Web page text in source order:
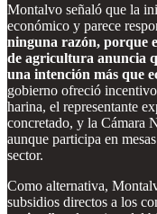
Montalvo señaló que la
económico y parece
ninguna razón, porque
de agricultura anuncia
una intención más que
gobierno ofreció
harina, el representante
concretado, y la Cámara
aunque participa en
sector.
Como alternativa,
subsidios directos a los